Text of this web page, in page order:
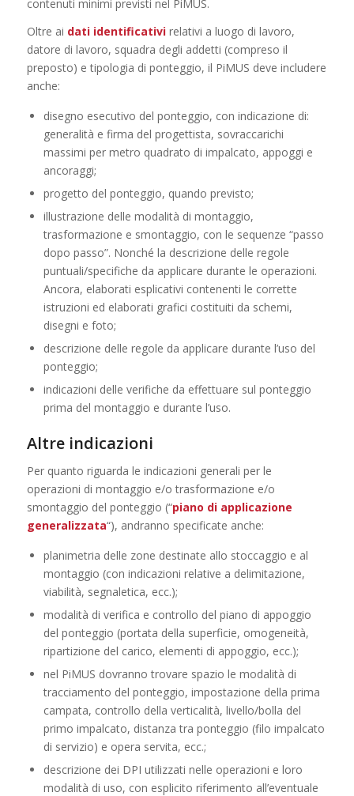
contenuti minimi previsti nel PiMUS.
Oltre ai dati identificativirelativi a luogo di lavoro,
datore di lavoro, squadra degli addetti (compreso il
preposto) e tipologia di ponteggio, il PiMUS deve includere
anche:
disegno esecutivo del ponteggio, con indicazione di:
generalità e firma del progettista, sovraccarichi
massimi per metro quadrato di impalcato, appoggi e
ancoraggi;
progetto del ponteggio, quando previsto;
illustrazione delle modalità di montaggio,
trasformazione e smontaggio, con le sequenze “passo
dopo passo”. Nonché la descrizione delle regole
puntuali/specifiche da applicare durante le operazioni.
Ancora, elaborati esplicativi contenenti le corrette
istruzioni ed elaborati grafici costituiti da schemi,
disegni e foto;
descrizione delle regole da applicare durante l’uso del
ponteggio;
indicazioni delle verifiche da effettuare sul ponteggio
prima del montaggio e durante l’uso.
Altre indicazioni
Per quanto riguarda le indicazioni generali per le
operazioni di montaggio e/o trasformazione e/o
smontaggio del ponteggio (“piano di applicazione
generalizzata“), andranno specificate anche:
planimetria delle zone destinate allo stoccaggio e al
montaggio (con indicazioni relative a delimitazione,
viabilità, segnaletica, ecc.);
modalità di verifica e controllo del piano di appoggio
del ponteggio (portata della superficie, omogeneità,
ripartizione del carico, elementi di appoggio, ecc.);
nel PiMUS dovranno trovare spazio le modalità di
tracciamento del ponteggio, impostazione della prima
campata, controllo della verticalità, livello/bolla del
primo impalcato, distanza tra ponteggio (filo impalcato
di servizio) e opera servita, ecc.;
descrizione dei DPI utilizzati nelle operazioni e loro
modalità di uso, con esplicito riferimento all’eventuale